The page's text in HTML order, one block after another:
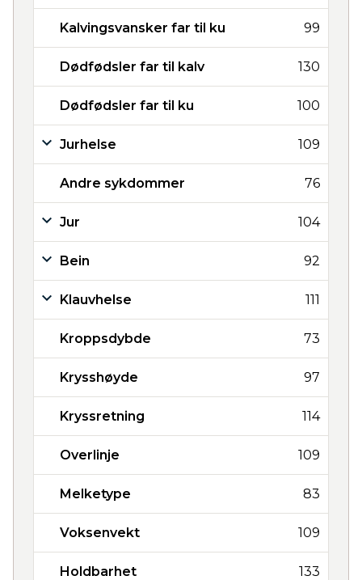
Kalvingsvansker far til ku 99
Dødfødsler far til kalv 130
Dødfødsler far til ku 100
Jurhelse 109
Andre sykdommer 76
Jur 104
Bein 92
Klauvhelse 111
Kroppsdybde 73
Krysshøyde 97
Kryssretning 114
Overlinje 109
Melketype 83
Voksenvekt 109
Holdbarhet 133